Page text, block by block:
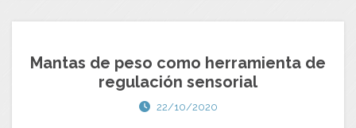
Mantas de peso como herramienta de
regulación sensorial
22/10/2020